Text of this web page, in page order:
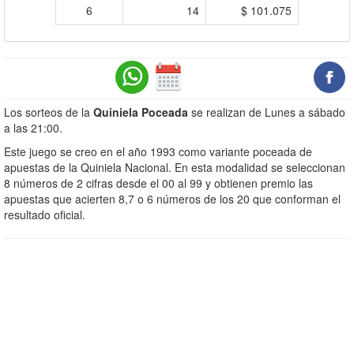
6
14 $ 101.075
Los sorteos de la Quiniela Poceada se realizan de Lunes a sábado
a las 21:00.
Este juego se creo en el año 1993 como variante poceada de
apuestas de la Quiniela Nacional. En esta modalidad se seleccionan
8 números de 2 cifras desde el 00 al 99 y obtienen premio las
apuestas que acierten 8,7 o 6 números de los 20 que conforman el
resultado oficial.